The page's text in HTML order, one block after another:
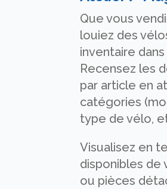
Que vous
louiez des
inventaire
Recensez les
par article en
catégories
type de vélo,
Visualisez en
disponibles de
ou pièces